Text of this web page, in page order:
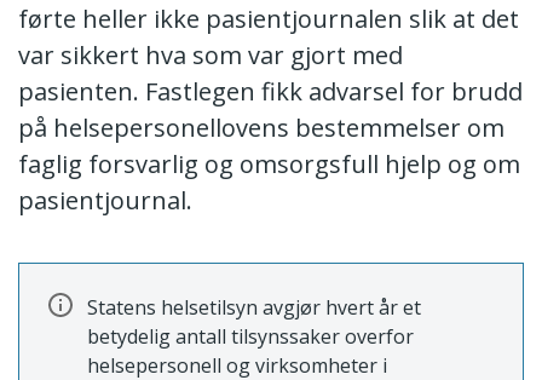
førte heller ikke pasientjournalen slik at det
var sikkert hva som var gjort med
pasienten. Fastlegen fikk advarsel for brudd
på helsepersonellovens bestemmelser om
faglig forsvarlig og omsorgsfull hjelp og om
pasientjournal.
Statens helsetilsyn avgjør hvert år et
betydelig antall tilsynssaker overfor
helsepersonell og virksomheter i